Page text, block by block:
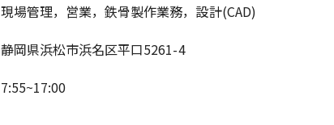
現場管理，営業，鉄骨製作業務，設計(CAD)
静岡県浜松市浜名区平口5261-4
7:55~17:00